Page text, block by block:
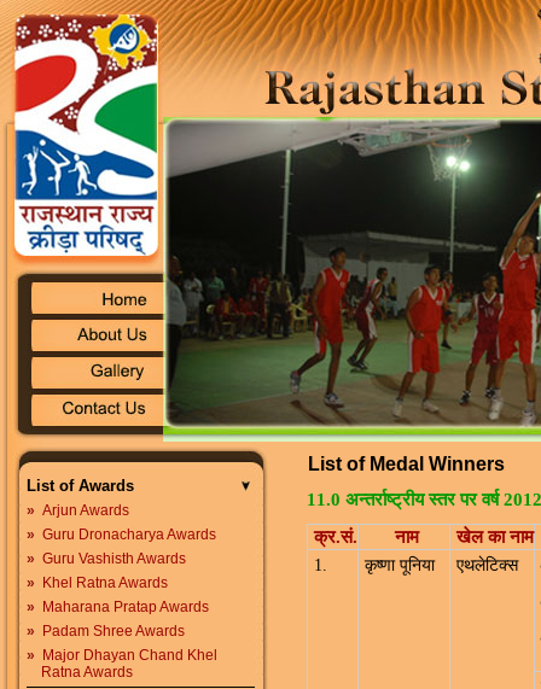
List of Awards
» Arjun Awards
» Guru Dronacharya Awards
» Guru Vashisth Awards
»
Khel Ratna Awards
»
Maharana Pratap Awards
»
Padam Shree Awards
»
Major Dhayan Chand Khel
Ratna Awards
List of Medal Winners
11.0 अन्तर्राष्ट्रीय स्तर पर वर्ष
क्र.सं.
नाम खेल का नाम
1. कृष्णा पूनिया एथलेटिक्स